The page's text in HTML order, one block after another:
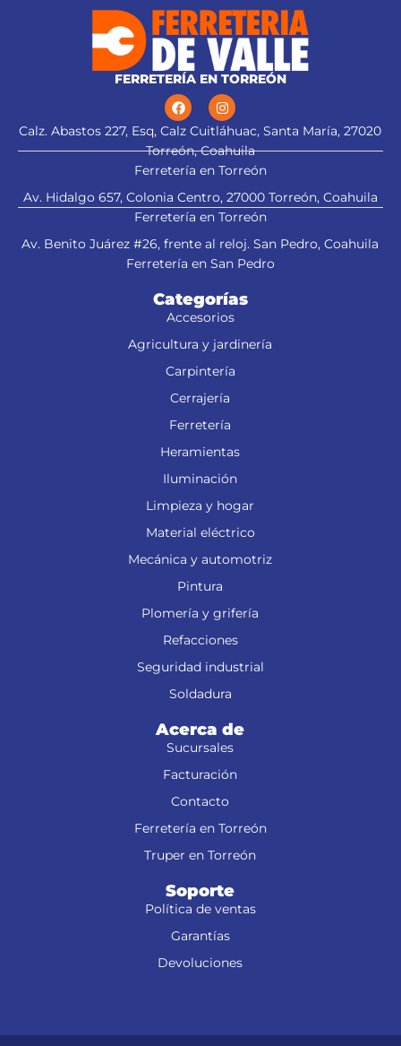
FERRETERÍA EN TORREÓN
Calz. Abastos 227, Esq, Calz Cuitláhuac, Santa María, 27020
Torreón, Coahuila
Ferretería en Torreón
Av. Hidalgo 657, Colonia Centro, 27000 Torreón, Coahuila
Ferretería en Torreón
Av. Benito Juárez #26, frente al reloj. San Pedro, Coahuila
Ferretería en San Pedro
Categorías
Accesorios
Agricultura y jardinería
Carpintería
Cerrajería
Ferretería
Heramientas
Iluminación
Limpieza y hogar
Material eléctrico
Mecánica y automotriz
Pintura
Plomería y grifería
Refacciones
Seguridad industrial
Soldadura
Acerca de
Sucursales
Facturación
Contacto
Ferretería en Torreón
Truper en Torreón
Soporte
Política de ventas
Garantías
Devoluciones